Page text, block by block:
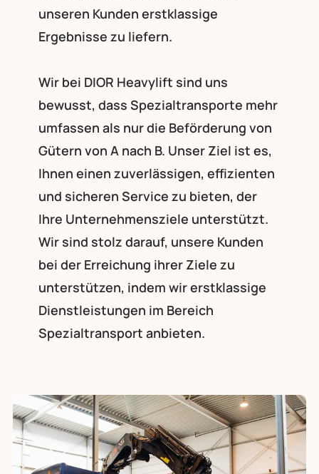
unseren Kunden erstklassige
Ergebnisse zu liefern.
Wir bei DIOR Heavylift sind uns
bewusst, dass Spezialtransporte mehr
umfassen als nur die Beförderung von
Gütern von A nach B. Unser Ziel ist es,
Ihnen einen zuverlässigen, effizienten
und sicheren Service zu bieten, der
Ihre Unternehmensziele unterstützt.
Wir sind stolz darauf, unsere Kunden
bei der Erreichung ihrer Ziele zu
unterstützen, indem wir erstklassige
Dienstleistungen im Bereich
Spezialtransport anbieten.